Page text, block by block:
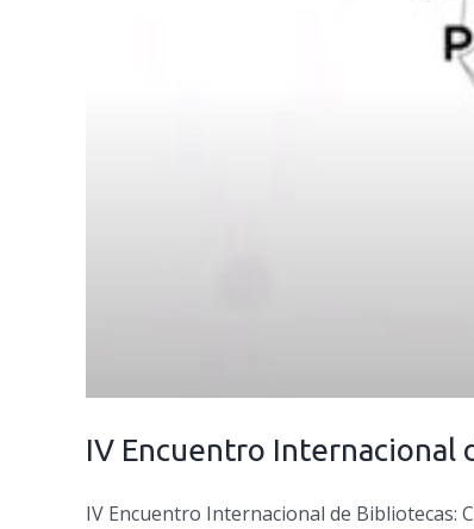
IV Encuentro Internacional
IV Encuentro Internacional de Bibliotecas: